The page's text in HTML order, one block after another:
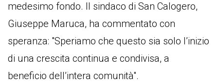
medesimo fondo. Il sindaco di San Calogero,
Giuseppe Maruca, ha commentato con
speranza: "Speriamo che questo sia solo l’inizio
di una crescita continua e condivisa, a
beneficio dell’intera comunità".